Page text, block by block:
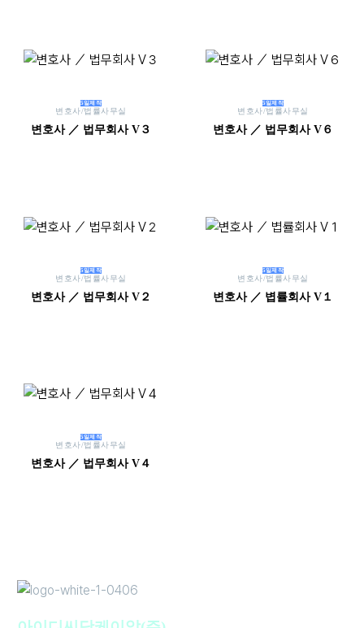
5일제작
변호사/법률사무실
변호사 ／ 법무회사 V３
5일제작
변호사/법률사무실
변호사 ／ 법무회사 V６
5일제작
변호사/법률사무실
변호사 ／ 법무회사 V２
5일제작
변호사/법률사무실
변호사 ／ 볍률회사 V１
5일제작
변호사/법률사무실
변호사 ／ 법무회사 V４